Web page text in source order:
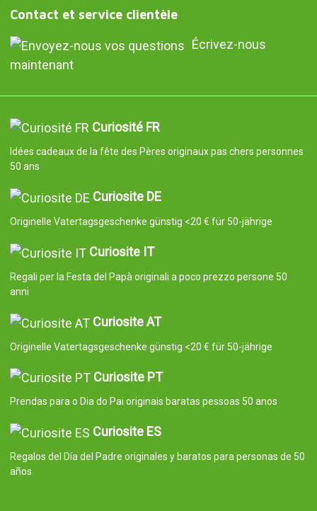
Contact et service clientèle
Écrivez-nous
maintenant
Curiosité FR
Idées cadeaux de la fête des Pères originaux pas chers personnes
50 ans
Curiosite DE
Originelle Vatertagsgeschenke günstig <20 € für 50-jährige
Curiosite IT
Regali per la Festa del Papà originali a poco prezzo persone 50
anni
Curiosite AT
Originelle Vatertagsgeschenke günstig <20 € für 50-jährige
Curiosite PT
Prendas para o Dia do Pai originais baratas pessoas 50 anos
Curiosite ES
Regalos del Día del Padre originales y baratos para personas de 50
años